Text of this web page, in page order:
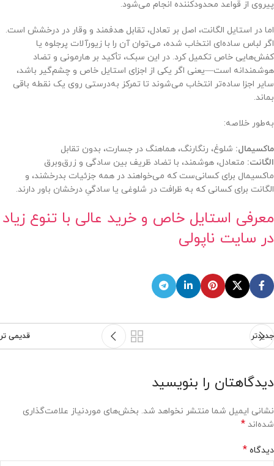
پیروی از قواعد محدودکننده انجام می‌شود.
اما در استایل الگانت، اصل بر تعادل، تقابل هدفمند و وقار در درخشش است.
اگر لباس ساده‌ای انتخاب شده، می‌توان آن را با زیورآلات پرجلوه یا
کفش‌هایی خاص تکمیل کرد. در این سبک، تأکید بر هارمونی و تضاد
هوشمندانه است—یعنی اگر یکی از اجزای استایل خاص و چشم‌گیر باشد،
سایر اجزا ساده‌تر انتخاب می‌شوند تا تمرکز به‌درستی روی یک نقطه باقی
بماند.
به‌طور خلاصه:
ماکسیمال: شلوغ، رنگارنگ، هماهنگ در جسارت، بدون تقابل
الگانت: متعادل، هوشمند، با تضاد ظریف بین سادگی و زرق‌وبرق
ماکسیمال برای کسانی‌ست که می‌خواهند در همه جزئیات بدرخشند، و
الگانت برای کسانی که به ظرافت در شلوغی یا سادگیِ درخشان باور دارند.
معرفی استایل خاص و خرید عالی با تنوع زیاد
در سایت ناپولی
جدیدتر قدیمی تر
دیدگاهتان را بنویسید
نشانی ایمیل شما منتشر نخواهد شد. بخش‌های موردنیاز علامت‌گذاری
شده‌اند *
دیدگاه *